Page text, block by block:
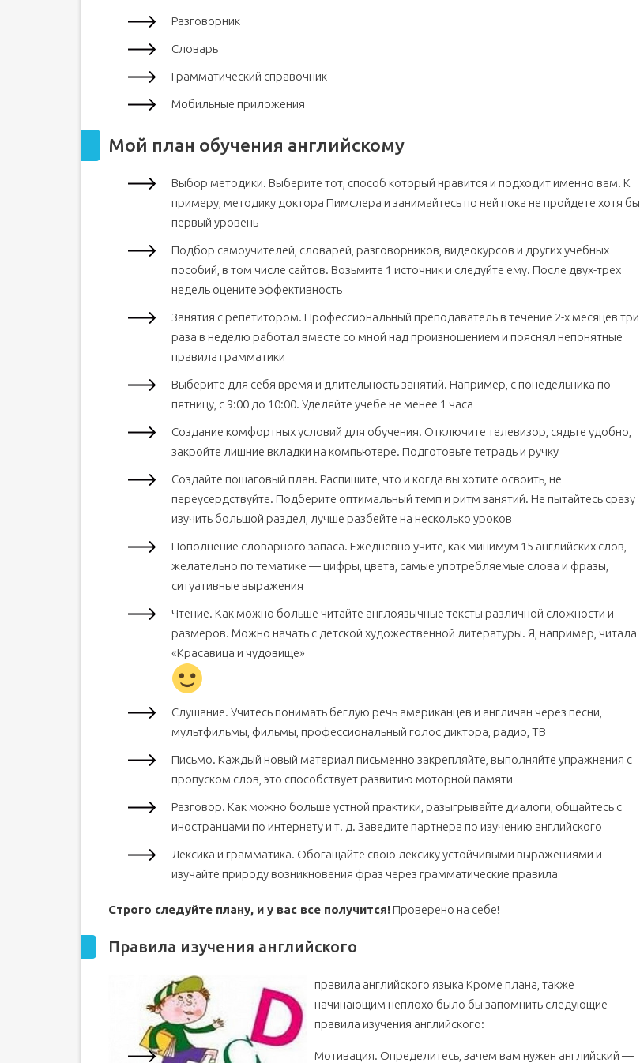
Разговорник
Словарь
Грамматический справочник
Мобильные приложения
Мой план обучения английскому
Выбор методики. Выберите тот, способ который нравится и подходит именно вам. К
примеру, методику доктора Пимслера и занимайтесь по ней пока не пройдете хотя бы
первый уровень
Подбор самоучителей, словарей, разговорников, видеокурсов и других учебных
пособий, в том числе сайтов. Возьмите 1 источник и следуйте ему. После двух-трех
недель оцените эффективность
Занятия с репетитором. Профессиональный преподаватель в течение 2-х месяцев три
раза в неделю работал вместе со мной над произношением и пояснял непонятные
правила грамматики
Выберите для себя время и длительность занятий. Например, с понедельника по
пятницу, с 9:00 до 10:00. Уделяйте учебе не менее 1 часа
Создание комфортных условий для обучения. Отключите телевизор, сядьте удобно,
закройте лишние вкладки на компьютере. Подготовьте тетрадь и ручку
Создайте пошаговый план. Распишите, что и когда вы хотите освоить, не
переусердствуйте. Подберите оптимальный темп и ритм занятий. Не пытайтесь сразу
изучить большой раздел, лучше разбейте на несколько уроков
Пополнение словарного запаса. Ежедневно учите, как минимум 15 английских слов,
желательно по тематике — цифры, цвета, самые употребляемые слова и фразы,
ситуативные выражения
Чтение. Как можно больше читайте англоязычные тексты различной сложности и
размеров. Можно начать с детской художественной литературы. Я, например, читала
«Красавица и чудовище»
Слушание. Учитесь понимать беглую речь американцев и англичан через песни,
мультфильмы, фильмы, профессиональный голос диктора, радио, ТВ
Письмо. Каждый новый материал письменно закрепляйте, выполняйте упражнения с
пропуском слов, это способствует развитию моторной памяти
Разговор. Как можно больше устной практики, разыгрывайте диалоги, общайтесь с
иностранцами по интернету и т. д. Заведите партнера по изучению английского
Лексика и грамматика. Обогащайте свою лексику устойчивыми выражениями и
изучайте природу возникновения фраз через грамматические правила
Строго следуйте плану, и у вас все получится! Проверено на себе!
Правила изучения английского
правила английского языка Кроме плана, также
начинающим неплохо было бы запомнить следующие
правила изучения английского:
Мотивация. Определитесь, зачем вам нужен английский —